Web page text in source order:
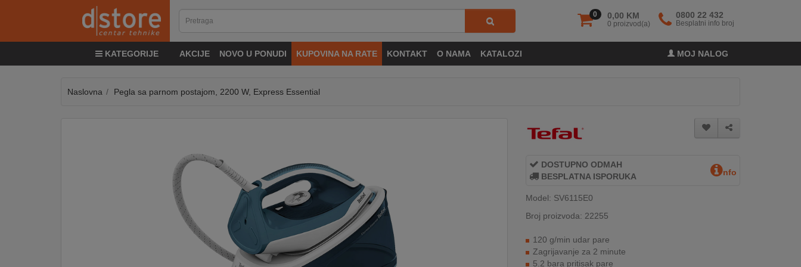
0 0,00 KM
0 proizvod(a)
0800 22 432
Besplatni info broj
KATEGORIJE AKCIJE NOVO U PONUDI KUPOVINA NA RATE KONTAKT O NAMA KATALOZI MOJ NALOG
&
Naslovna Pegla sa parnom postajom, 2200 W, Express Essential
DOSTUPNO ODMAH
BESPLATNA ISPORUKA
nfo
Model: SV6115E0
Broj proizvoda: 22255
120 g/min udar pare
Zagrijavanje za 2 minute
5.2 bara pritisak pare